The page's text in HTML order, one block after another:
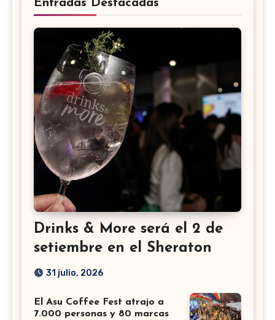
Entradas Destacadas
Drinks & More será el 2 de
setiembre en el Sheraton
31 julio, 2026
El Asu Coffee Fest atrajo a
7.000 personas y 80 marcas